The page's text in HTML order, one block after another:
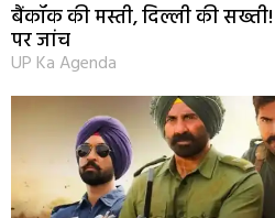
बैंकॉक की मस्ती, दिल्ली की सख्ती!
पर जांच
UP Ka Agenda